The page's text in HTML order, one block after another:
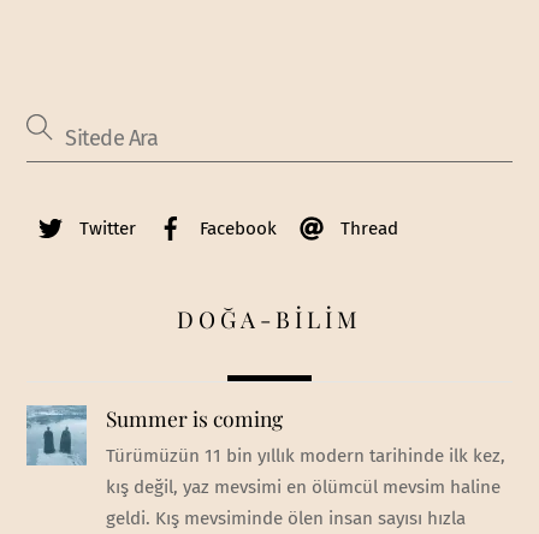
Twitter Facebook Thread
DOĞA-BİLİM
Summer is coming
Türümüzün 11 bin yıllık modern tarihinde ilk kez,
kış değil, yaz mevsimi en ölümcül mevsim haline
geldi. Kış mevsiminde ölen insan sayısı hızla